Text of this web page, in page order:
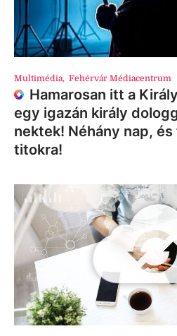
Multimédia, Fehérvár Médiacentrum
Hamarosan itt a
egy igazán király
nektek! Néhány nap,
titokra!